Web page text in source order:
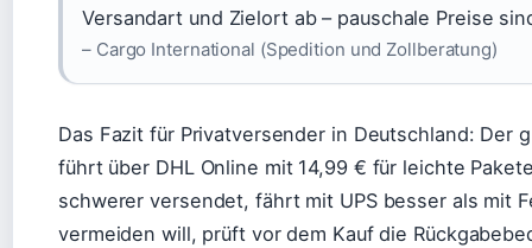
Versandart und Zielort ab – pauschale Preise
– Cargo International (Spedition und Zollberatung)
Das Fazit für Privatversender in Deutschland: Der
führt über DHL Online mit 14,99 € für leichte
schwerer versendet, fährt mit UPS besser als mit
vermeiden will, prüft vor dem Kauf die